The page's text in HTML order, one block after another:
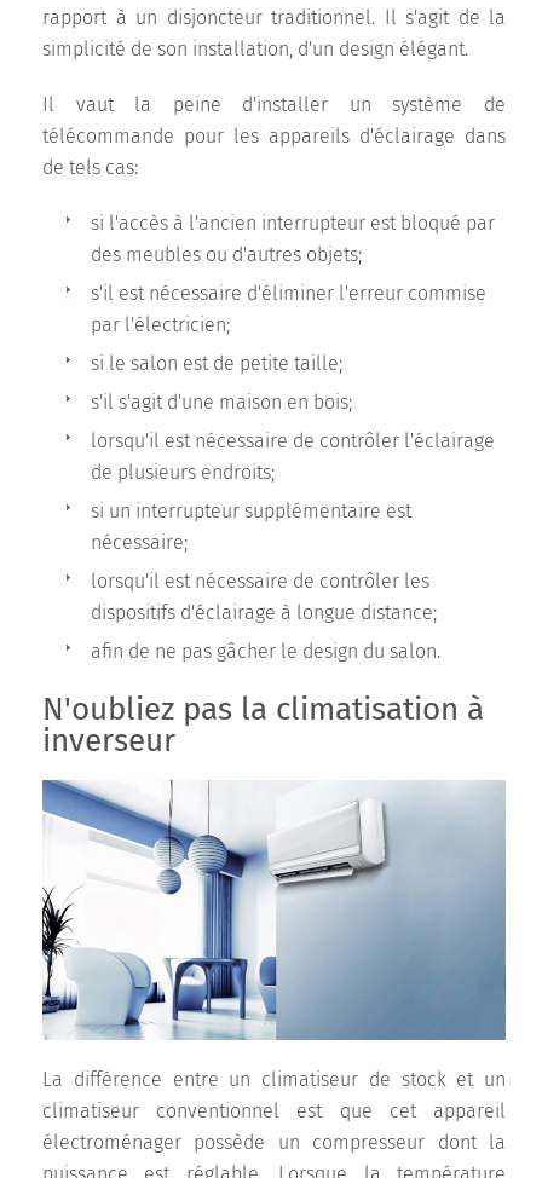
rapport à un disjoncteur traditionnel. Il s'agit de la
simplicité de son installation, d'un design élégant.
Il vaut la peine d'installer un système de
télécommande pour les appareils d'éclairage dans
de tels cas:
si l'accès à l'ancien interrupteur est bloqué par
des meubles ou d'autres objets;
s'il est nécessaire d'éliminer l'erreur commise
par l'électricien;
si le salon est de petite taille;
s'il s'agit d'une maison en bois;
lorsqu'il est nécessaire de contrôler l'éclairage
de plusieurs endroits;
si un interrupteur supplémentaire est
nécessaire;
lorsqu'il est nécessaire de contrôler les
dispositifs d'éclairage à longue distance;
afin de ne pas gâcher le design du salon.
N'oubliez pas la climatisation à
inverseur
La différence entre un climatiseur de stock et un
climatiseur conventionnel est que cet appareil
électroménager possède un compresseur dont la